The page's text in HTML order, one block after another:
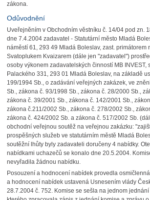
zákona.
Odůvodnění
Uveřejněním v Obchodním věstníku č. 14/04 pod zn.
dne 7.4.2004 zadavatel - Statutární město Mladá
náměstí 61, 293 49 Mladá Boleslav, zast. primátorem
Svatoplukem Kvaizarem (dále jen "zadavatel")
osoby výkonem zadavatelských činností MB INVEST,
Palackého 331, 293 01 Mladá Boleslav, na základě
199/1994 Sb., o zadávání veřejných zakázek, ve
Sb., zákona č. 93/1998 Sb., zákona č. 28/2000 Sb.,
zákona č. 39/2001 Sb., zákona č. 142/2001 Sb.,
zákona č.211/2002 Sb., zákona č. 278/2002 Sb.,
zákona č. 424/2002 Sb. a zákona č. 517/2002 Sb.
obchodní veřejnou soutěž na veřejnou zakázku:
prospěšných služeb ve statutárním městě Mladá
soutěžní lhůty byly zadavateli doručeny 4 nabídky.
nabídkami uchazečů se konalo dne 20.5.2004.
nevyřadila žádnou nabídku.
Posouzení a hodnocení nabídek provedla
a hodnocení nabídek ustavená Usnesením vlády
28.7.2004 č. 752. Komise se sešla na jednom